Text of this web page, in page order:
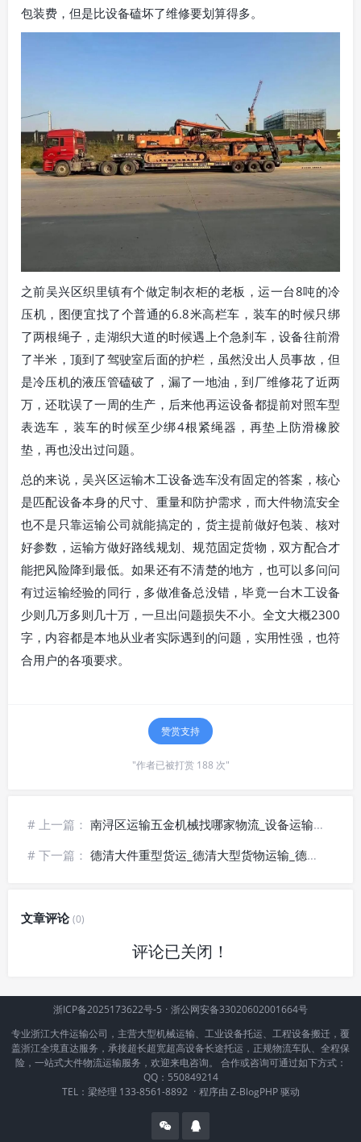
包装费，但是比设备磕坏了维修要划算得多。
之前吴兴区织里镇有个做定制衣柜的老板，运一台8吨的冷
压机，图便宜找了个普通的6.8米高栏车，装车的时候只绑
了两根绳子，走湖织大道的时候遇上个急刹车，设备往前滑
了半米，顶到了驾驶室后面的护栏，虽然没出人员事故，但
是冷压机的液压管磕破了，漏了一地油，到厂维修花了近两
万，还耽误了一周的生产，后来他再运设备都提前对照车型
表选车，装车的时候至少绑4根紧绳器，再垫上防滑橡胶
垫，再也没出过问题。
总的来说，吴兴区运输木工设备选车没有固定的答案，核心
是匹配设备本身的尺寸、重量和防护需求，而大件物流安全
也不是只靠运输公司就能搞定的，货主提前做好包装、核对
好参数，运输方做好路线规划、规范固定货物，双方配合才
能把风险降到最低。如果还有不清楚的地方，也可以多问问
有过运输经验的同行，多做准备总没错，毕竟一台木工设备
少则几万多则几十万，一旦出问题损失不小。全文大概2300
字，内容都是本地从业者实际遇到的问题，实用性强，也符
合用户的各项要求。
赞赏支持
"作者已被打赏 188 次"
# 上一篇： 南浔区运输五金机械找哪家物流_设备运输优选
# 下一篇： 德清大件重型货运_德清大型货物运输_德清特种设备配送_快捷直达
文章评论(0)
评论已关闭！
浙ICP备2025173622号-5 · 浙公网安备33020602001664号
专业浙江大件运输公司，主营大型机械运输、工业设备托运、工程设备搬迁，覆
盖浙江全境直达服务，承接超长超宽超高设备长途托运，正规物流车队、全程保
险，一站式大件物流运输服务，欢迎来电咨询。 合作或咨询可通过如下方式：
QQ：550849214
TEL：梁经理 133-8561-8892 · 程序由 Z-BlogPHP驱动